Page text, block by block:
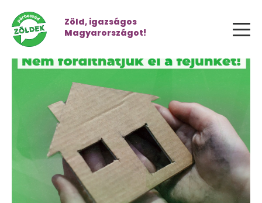
Zöld, igazságos
Magyarországot!